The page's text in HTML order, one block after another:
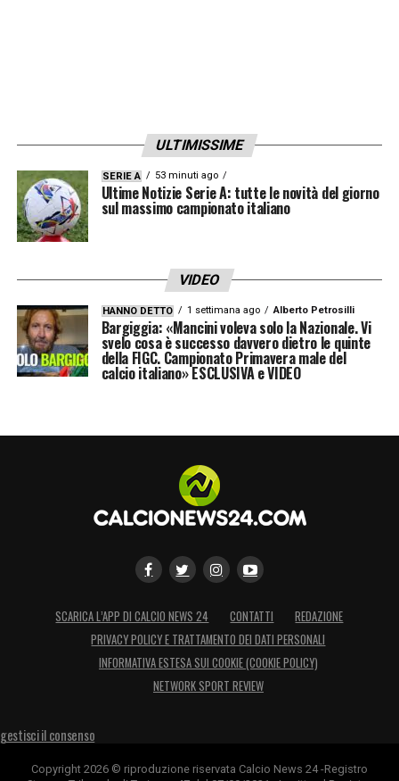
ULTIMISSIME
SERIE A 53 minuti ago
Ultime Notizie Serie A: tutte le novità del giorno
sul massimo campionato italiano
VIDEO
HANNO DETTO 1 settimana ago Alberto Petrosilli
Bargiggia: «Mancini voleva solo la Nazionale. Vi
svelo cosa è successo davvero dietro le quinte
della FIGC. Campionato Primavera male del
calcio italiano» ESCLUSIVA e VIDEO
SCARICA L’APP DI CALCIO NEWS 24 CONTATTI
REDAZIONE
PRIVACY POLICY E TRATTAMENTO DEI DATI PERSONALI
INFORMATIVA ESTESA SUI COOKIE (COOKIE POLICY)
NETWORK SPORT REVIEW
gestisci il consenso
Copyright 2026 © riproduzione riservata Calcio News 24 -Registro